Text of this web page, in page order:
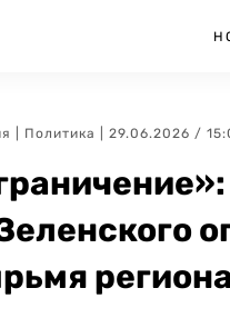
Политика | 29.06.2026 /